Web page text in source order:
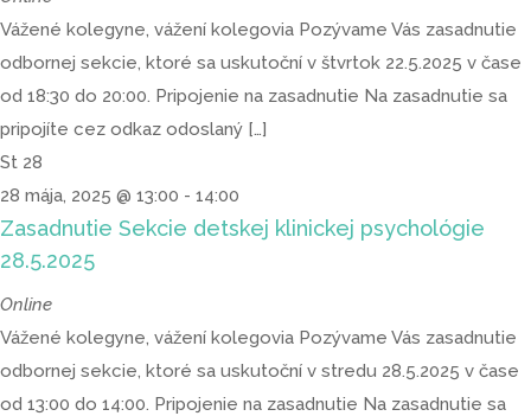
Vážené kolegyne, vážení kolegovia Pozývame Vás zasadnutie
odbornej sekcie, ktoré sa uskutoční v štvrtok 22.5.2025 v čase
od 18:30 do 20:00. Pripojenie na zasadnutie Na zasadnutie sa
pripojíte cez odkaz odoslaný […]
St 28
28 mája, 2025 @ 13:00 - 14:00
Zasadnutie Sekcie detskej klinickej psychológie
28.5.2025
Online
Vážené kolegyne, vážení kolegovia Pozývame Vás zasadnutie
odbornej sekcie, ktoré sa uskutoční v stredu 28.5.2025 v čase
od 13:00 do 14:00. Pripojenie na zasadnutie Na zasadnutie sa